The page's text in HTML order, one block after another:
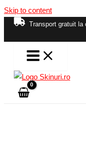
Skip to content
Transport gratuit la